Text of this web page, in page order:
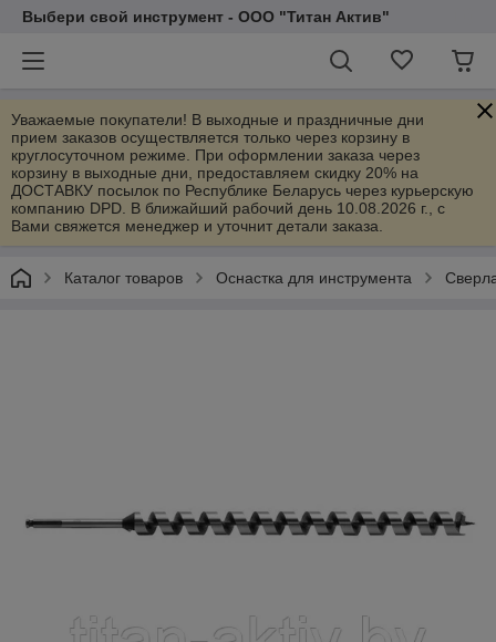
Выбери свой инструмент - ООО "Титан Актив"
Уважаемые покупатели! В выходные и праздничные дни
прием заказов осуществляется только через корзину в
круглосуточном режиме. При оформлении заказа через
корзину в выходные дни, предоставляем скидку 20% на
ДОСТАВКУ посылок по Республике Беларусь через курьерскую
компанию DPD. В ближайший рабочий день 10.08.2026 г., с
Вами свяжется менеджер и уточнит детали заказа.
Каталог товаров Оснастка для инструмента